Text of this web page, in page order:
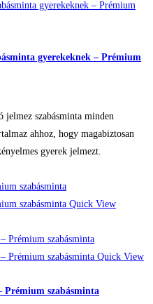
gyerekeknek – Prémium
jelmez szabásminta minden
ahhoz, hogy magabiztosan
gyerek jelmezt.
Quick View
Quick View
Prémium szabásminta